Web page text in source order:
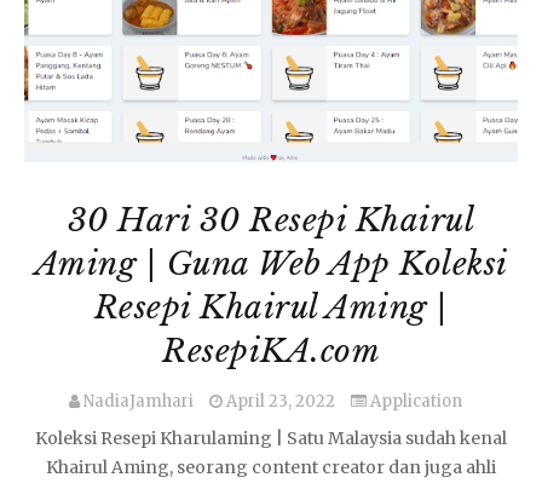
30 Hari 30 Resepi Khairul
Aming | Guna Web App Koleksi
Resepi Khairul Aming |
ResepiKA.com
NadiaJamhari April 23, 2022 Application
Koleksi Resepi Kharulaming | Satu Malaysia sudah kenal
Khairul Aming, seorang content creator dan juga ahli